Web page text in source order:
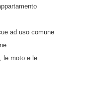
ad uso comune
le moto e le